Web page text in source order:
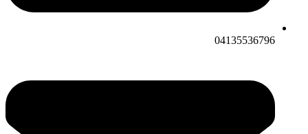
04135536796